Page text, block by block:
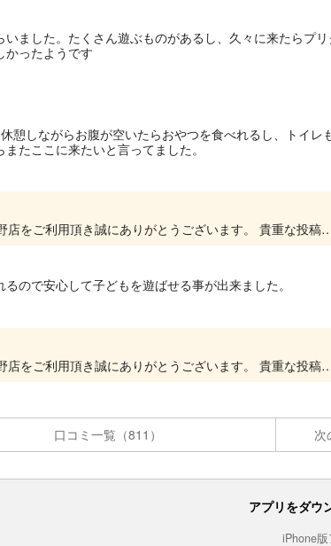
ました。たくさん遊ぶものがあるし、久々に来たらプリ
かったようです
憩しながらお腹が空いたらおやつを食べれるし、トイレ
たここに来たいと言ってました。
いつもキッズユーエスランド 大阪泉佐野店をご利用頂き誠にありがとうございます。 貴重な投稿を頂きありがと
ので安心して子どもを遊ばせる事が出来ました。
いつもキッズユーエスランド 大阪泉佐野店をご利用頂き誠にありがとうございます。 貴重な投稿を頂きありがと
口コミ一覧（811） 次
アプリをダウ
iPhone版